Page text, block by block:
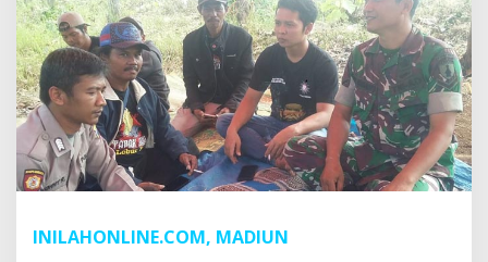
INILAHONLINE.COM, MADIUN